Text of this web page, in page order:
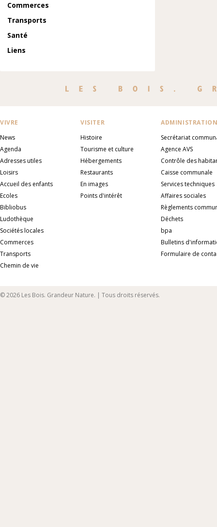
Commerces
Transports
Santé
Liens
VIVRE
News
Agenda
Adresses utiles
Loisirs
Accueil des enfants
Ecoles
Bibliobus
Ludothèque
Sociétés locales
Commerces
Transports
Chemin de vie
VISITER
Histoire
Tourisme et culture
Hébergements
Restaurants
En images
Points d'intérêt
Secrétariat
Agence AVS
Contrôle des
Caisse communale
Services techniques
Affaires sociales
Règlements
Déchets
bpa
Bulletins
Formulaire de
© 2026 Les Bois. Grandeur Nature. | Tous droits réservés.